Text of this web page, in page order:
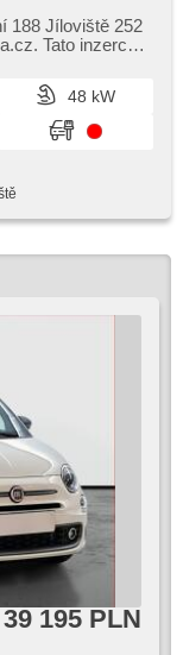
halogeny,
LED,
denní svícení,
CarPlay,
rádia (DAB),
ostřikovačů
188 Jíloviště 252
48 kW
39 195 PLN